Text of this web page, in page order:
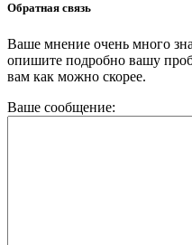
Обратная связь
Ваше мнение очень много
опишите подробно вашу
вам как можно скорее.
Ваше сообщение: